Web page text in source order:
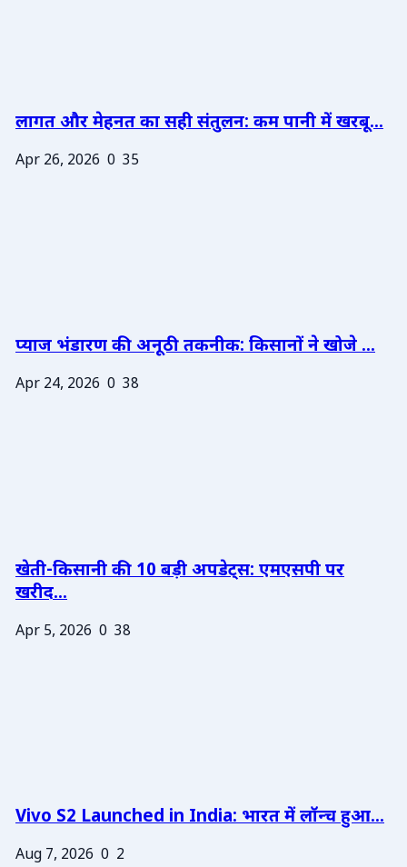
लागत और मेहनत का सही संतुलन: कम पानी में खरबू...
Apr 26, 2026 0 35
प्याज भंडारण की अनूठी तकनीक: किसानों ने खोजे ...
Apr 24, 2026 0 38
खेती-किसानी की 10 बड़ी अपडेट्स: एमएसपी पर
खरीद...
Apr 5, 2026 0 38
Vivo S2 Launched in India: भारत में लॉन्च हुआ...
Aug 7, 2026 0 2